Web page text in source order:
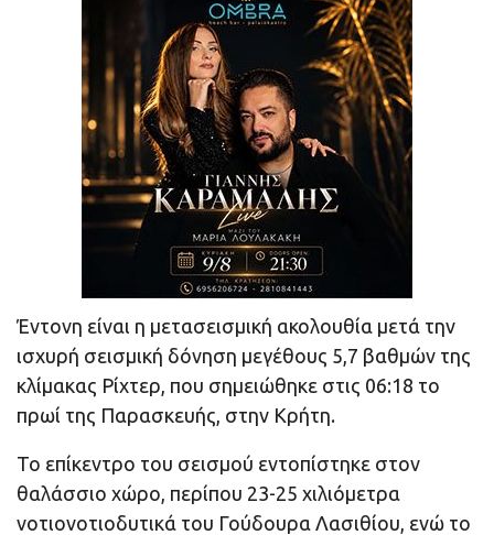
Έντονη είναι η μετασεισμική ακολουθία μετά την
ισχυρή σεισμική δόνηση μεγέθους 5,7 βαθμών της
κλίμακας Ρίχτερ, που σημειώθηκε στις 06:18 το
πρωί της Παρασκευής, στην Κρήτη.
Το επίκεντρο του σεισμού εντοπίστηκε στον
θαλάσσιο χώρο, περίπου 23-25 χιλιόμετρα
νοτιονοτιοδυτικά του Γούδουρα Λασιθίου, ενώ το